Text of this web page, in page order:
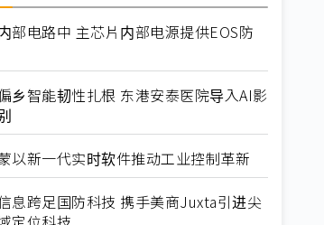
部电路中 主芯片内部电源提供EOS防
乡智能韧性扎根 东港安泰医院导入AI影
以新一代实时软件推动工业控制革新
息跨足国防科技 携手美商Juxta引进尖